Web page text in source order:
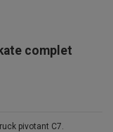
complet
pivotant C7.